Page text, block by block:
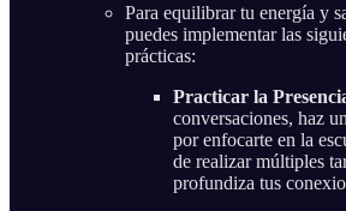
Para equilibrar tu energía y
puedes implementar las
prácticas:
Practicar la
conversaciones, haz
por enfocarte en la
de realizar múltiples
profundiza tus